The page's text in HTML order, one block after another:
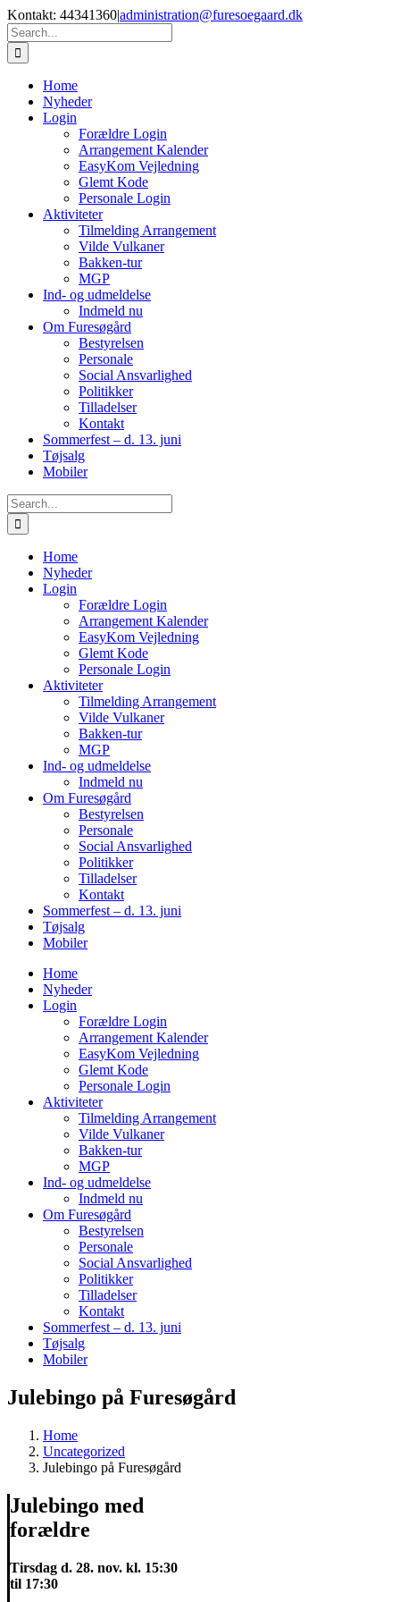
Skip
to
content
Kontakt: 44341360|administration@furesoegaard.dk
Search
for:
Home
Nyheder
Login
Forældre Login
Arrangement Kalender
EasyKom Vejledning
Glemt Kode
Personale Login
Aktiviteter
Tilmelding Arrangement
Vilde Vulkaner
Bakken-tur
MGP
Ind- og udmeldelse
Indmeld nu
Om Furesøgård
Bestyrelsen
Personale
Social Ansvarlighed
Politikker
Tilladelser
Kontakt
Sommerfest – d. 13. juni
Tøjsalg
Mobiler
Search
for:
Home
Nyheder
Login
Forældre Login
Arrangement Kalender
EasyKom Vejledning
Glemt Kode
Personale Login
Aktiviteter
Tilmelding Arrangement
Vilde Vulkaner
Bakken-tur
MGP
Ind- og udmeldelse
Indmeld nu
Om Furesøgård
Bestyrelsen
Personale
Social Ansvarlighed
Politikker
Tilladelser
Kontakt
Sommerfest – d. 13. juni
Tøjsalg
Mobiler
Home
Nyheder
Login
Forældre Login
Arrangement Kalender
EasyKom Vejledning
Glemt Kode
Personale Login
Aktiviteter
Tilmelding Arrangement
Vilde Vulkaner
Bakken-tur
MGP
Ind- og udmeldelse
Indmeld nu
Om Furesøgård
Bestyrelsen
Personale
Social Ansvarlighed
Politikker
Tilladelser
Kontakt
Sommerfest – d. 13. juni
Tøjsalg
Mobiler
Julebingo på Furesøgård
Home
Uncategorized
Julebingo på Furesøgård
Julebingo med
forældre
Tirsdag d. 28. nov. kl. 15:30
til 17:30